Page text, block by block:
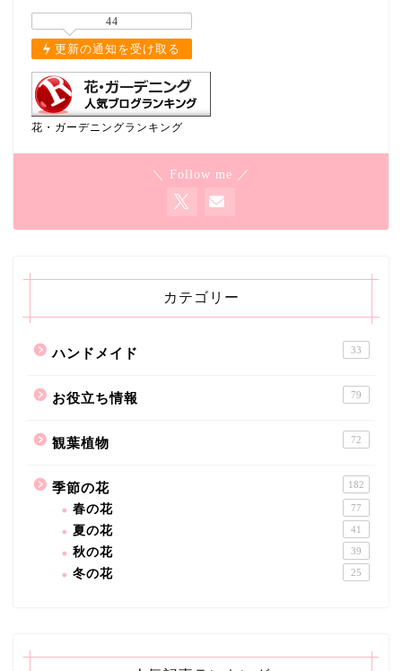
44
更新の通知を受け取る
花・ガーデニングランキング
＼ Follow me ／
カテゴリー
ハンドメイド 33
お役立ち情報 79
観葉植物 72
季節の花 182
春の花 77
夏の花 41
秋の花 39
冬の花 25